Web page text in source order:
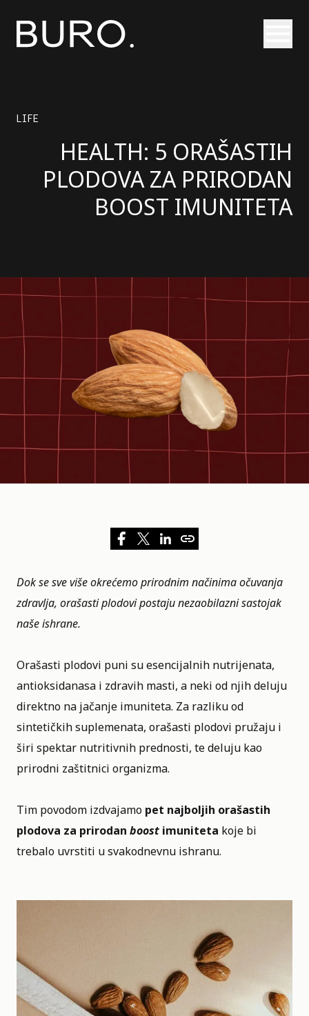
LIFE
HEALTH: 5 ORAŠASTIH
PLODOVA ZA PRIRODAN
BOOST IMUNITETA
Dok se sve više okrećemo prirodnim načinimaočuvanja
zdravlja, orašasti plodovi postaju nezaobilazni sastojak
naše ishrane.
Orašasti plodovi puni su esencijalnih nutrijenata,
antioksidanasa i zdravih masti, a neki od njih deluju
direktno na jačanje imuniteta. Za razliku od
sintetičkih suplemenata, orašasti plodovi pružaju i
širi spektar nutritivnih prednosti, te deluju kao
prirodni zaštitnici organizma.
Tim povodom izdvajamo pet najboljih orašastih
plodova za prirodan boost imuniteta koje bi
trebalo uvrstiti u svakodnevnu ishranu.